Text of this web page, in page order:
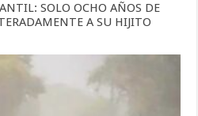
SOLO OCHO AÑOS DE
A SU HIJITO